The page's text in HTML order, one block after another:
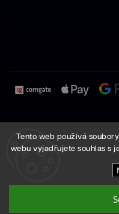
Tento web používá
webu vyjadřujete souhlas s
Pánské
boty
Nike
Dámské
boty
Nike
High